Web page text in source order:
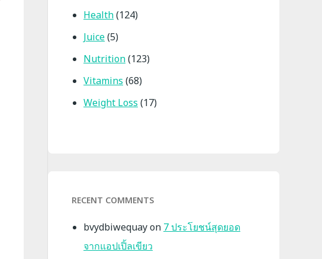
Health(124)
Juice(5)
Nutrition(123)
Vitamins (68)
Weight Loss (17)
RECENT COMMENTS
bvydbiwequayon 7 ประโยชน์สุดยอด
จากแอปเปิ้ลเขียว